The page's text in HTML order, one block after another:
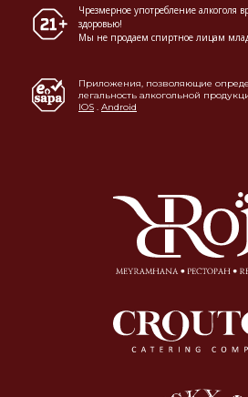
Чрезмерное употребление алкоголя
здоровью!
Мы не продаем спиртное лицам
Приложения, позволяющие
легальность алкогольной
IOS . Android